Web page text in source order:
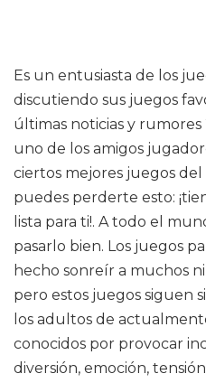
Es un entusiasta de los
discutiendo sus juegos
últimas noticias y
uno de los amigos
ciertos mejores juegos
puedes perderte esto:
lista para ti!. A todo el
pasarlo bien. Los juegos
hecho sonreír a muchos
pero estos juegos siguen
los adultos de
conocidos por provocar
diversión, emoción,